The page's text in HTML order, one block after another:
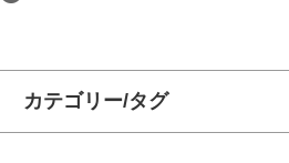
カテゴリー/タグ